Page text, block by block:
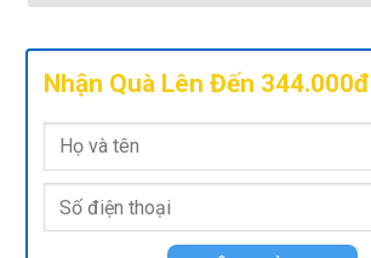
Nhận Quà Lên Đến 344.000đ